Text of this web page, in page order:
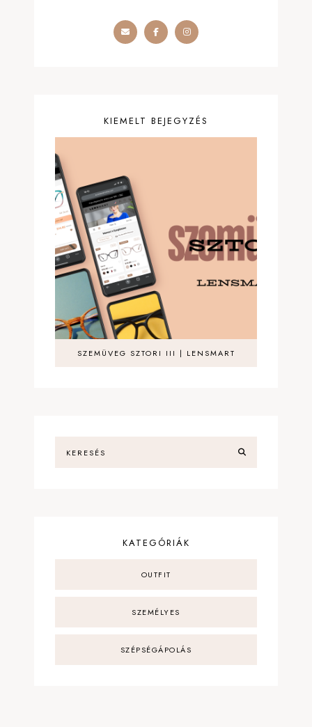
KIEMELT BEJEGYZÉS
SZEMÜVEG SZTORI III | LENSMART
KATEGÓRIÁK
OUTFIT
SZEMÉLYES
SZÉPSÉGÁPOLÁS